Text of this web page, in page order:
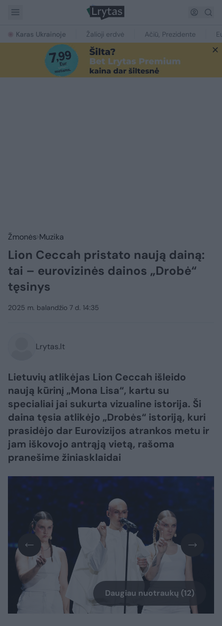
Karas Ukrainoje Žalioji erdvė Ačiū, Prezidente
Žmonės Muzika
Lion Ceccah pristato naują dainą:
tai – eurovizinės dainos „Drobė“
tęsinys
2025 m. balandžio 7 d. 14:35
Lrytas.lt
Lietuvių atlikėjas Lion Ceccah išleido
naują kūrinį „Mona Lisa“, kartu su
specialiai jai sukurta vizualine istorija. Ši
daina tęsia atlikėjo „Drobės“ istoriją, kuri
prasidėjo dar Eurovizijos atrankos metu ir
jam iškovojo antrąją vietą, rašoma
pranešime žiniasklaidai
Daugiau nuotraukų (12)